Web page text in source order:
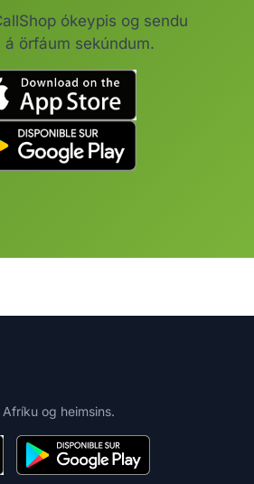
ókeypis og sendu
á örfáum sekúndum.
og heimsins.